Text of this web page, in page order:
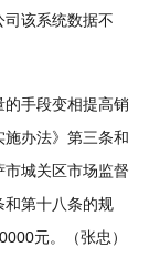
该系统数据不
手段变相提高销
办法》第三条和
市城关区市场监督
和第十八条的规
元。（张忠）